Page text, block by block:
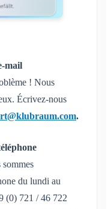
mail
! Nous
Écrivez-nous
.
sommes
du lundi au
(0) 721 / 46 722